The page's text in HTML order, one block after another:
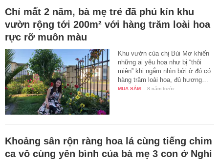
Chỉ mất 2 năm, bà mẹ trẻ đã phủ kín khu
vườn rộng tới 200m² với hàng trăm loài hoa
rực rỡ muôn màu
Khu vườn của chị Bùi Mơ khiến
những ai yêu hoa như bị “thôi
miên” khi ngắm nhìn bởi ở đó có
hàng trăm loài hoa, đủ hương…
MUA SẮM - 8 năm trước
Khoảng sân rộn ràng hoa lá cùng tiếng chim
ca vô cùng yên bình của bà mẹ 3 con ở Nghi